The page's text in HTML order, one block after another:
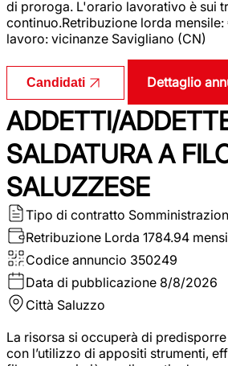
di proroga. L'orario lavorativo è sui
continuo.Retribuzione lorda mensile:
lavoro: vicinanze Savigliano (CN)
Candidati Dettaglio
ADDETTI/
SALDATURA A
SALUZZESE
Tipo di contratto
Retribuzione Lorda 1784.94
Codice annuncio 350249
Data di pubblicazione 8/8/2026
Città Saluzzo
La risorsa si occuperà di
con l’utilizzo di appositi strumenti,